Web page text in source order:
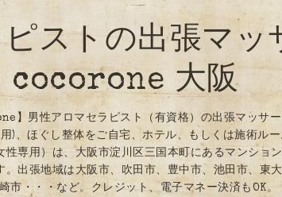
ストの出張マッ
cocorone 大阪
】男性アロマセラピスト（有資格）の出張マッサ
)、ほぐし整体をご自宅、ホテル、もしくは施術ル
性専用）は、大阪市淀川区三国本町にあるマンショ
。出張地域は大阪市、吹田市、豊中市、池田市、東
市・・・など。クレジット、電子マネー決済もOK。